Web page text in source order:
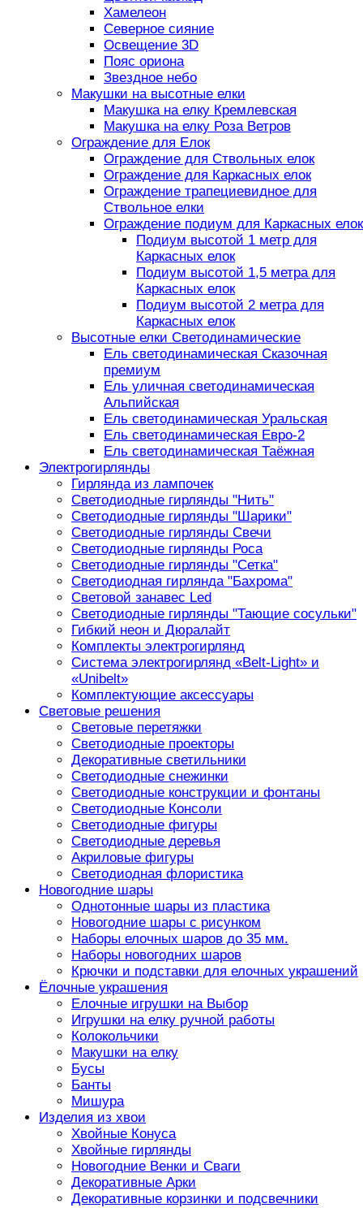
Хамелеон
Северное сияние
Освещение 3D
Пояс ориона
Звездное небо
Макушки на высотные елки
Макушка на елку Кремлевская
Макушка на елку Роза Ветров
Ограждение для Елок
Ограждение для Ствольных елок
Ограждение для Каркасных елок
Ограждение трапециевидное для
Ствольное елки
Ограждение подиум для Каркасных елок
Подиум высотой 1 метр для
Каркасных елок
Подиум высотой 1,5 метра для
Каркасных елок
Подиум высотой 2 метра для
Каркасных елок
Высотные елки Светодинамические
Ель светодинамическая Сказочная
премиум
Ель уличная светодинамическая
Альпийская
Ель светодинамическая Уральская
Ель светодинамическая Евро-2
Ель светодинамическая Таёжная
Электрогирлянды
Гирлянда из лампочек
Светодиодные гирлянды "Нить"
Светодиодные гирлянды "Шарики"
Светодиодные гирлянды Свечи
Светодиодные гирлянды Роса
Светодиодные гирлянды "Сетка"
Светодиодная гирлянда "Бахрома"
Световой занавес Led
Светодиодные гирлянды "Тающие сосульки"
Гибкий неон и Дюралайт
Комплекты электрогирлянд
Система электрогирлянд «Belt-Light» и
«Unibelt»
Комплектующие аксессуары
Световые решения
Световые перетяжки
Светодиодные проекторы
Декоративные светильники
Светодиодные снежинки
Светодиодные конструкции и фонтаны
Светодиодные Консоли
Светодиодные фигуры
Светодиодные деревья
Акриловые фигуры
Светодиодная флористика
Новогодние шары
Однотонные шары из пластика
Новогодние шары с рисунком
Наборы елочных шаров до 35 мм.
Наборы новогодних шаров
Крючки и подставки для елочных украшений
Ёлочные украшения
Елочные игрушки на Выбор
Игрушки на елку ручной работы
Колокольчики
Макушки на елку
Бусы
Банты
Мишура
Изделия из хвои
Хвойные Конуса
Хвойные гирлянды
Новогодние Венки и Сваги
Декоративные Арки
Декоративные корзинки и подсвечники